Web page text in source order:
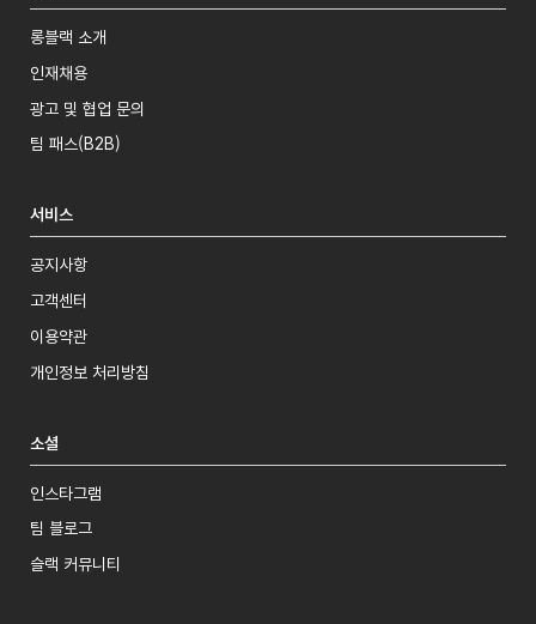
롱블랙 소개
인재채용
광고 및 협업 문의
팀 패스(B2B)
서비스
공지사항
고객센터
이용약관
개인정보 처리방침
소셜
인스타그램
팀 블로그
슬랙 커뮤니티